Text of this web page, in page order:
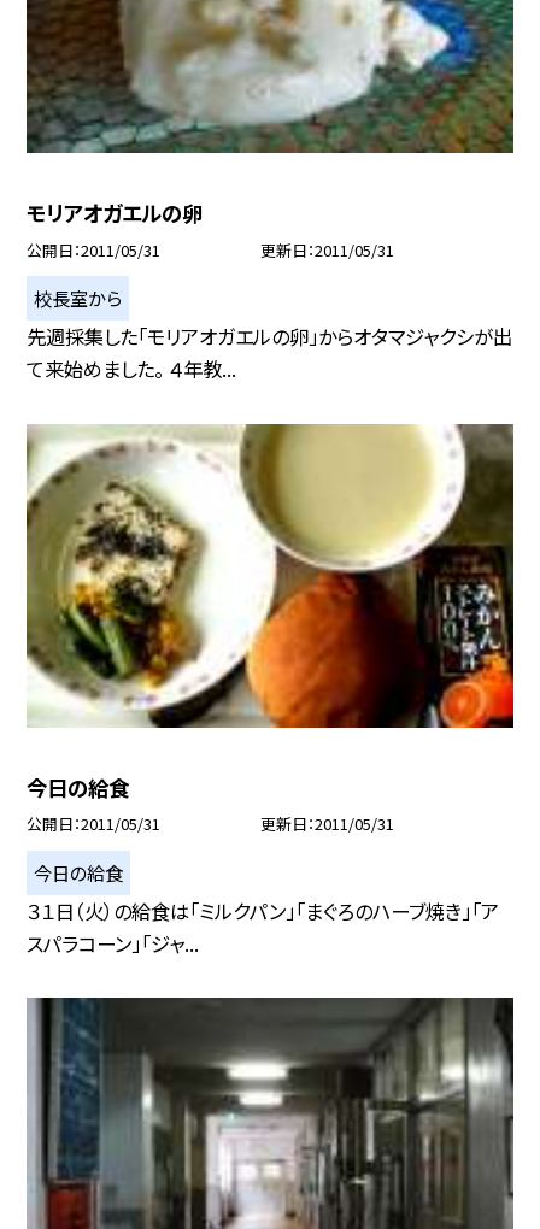
モリアオガエルの卵
公開日 2011/05/31 更新日 2011/05/31
校長室から
先週採集した「モリアオガエルの卵」からオタマジャクシが出
て来始めました。 ４年教...
今日の給食
公開日 2011/05/31 更新日 2011/05/31
今日の給食
３１日（火）の給食は「ミルクパン」「まぐろのハーブ焼き」「ア
スパラコーン」「ジャ...